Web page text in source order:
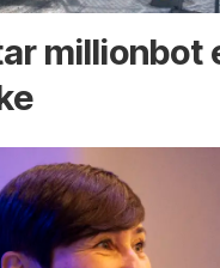
millionbot